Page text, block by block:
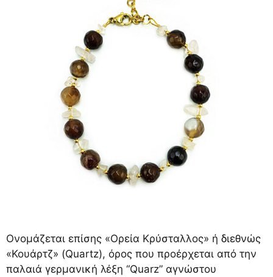
Ονομάζεται επίσης «Ορεία Κρύσταλλος» ή διεθνώς
«Κουάρτζ» (Quartz), όρος που προέρχεται από την
παλαιά γερμανική λέξη “Quarz” αγνώστου